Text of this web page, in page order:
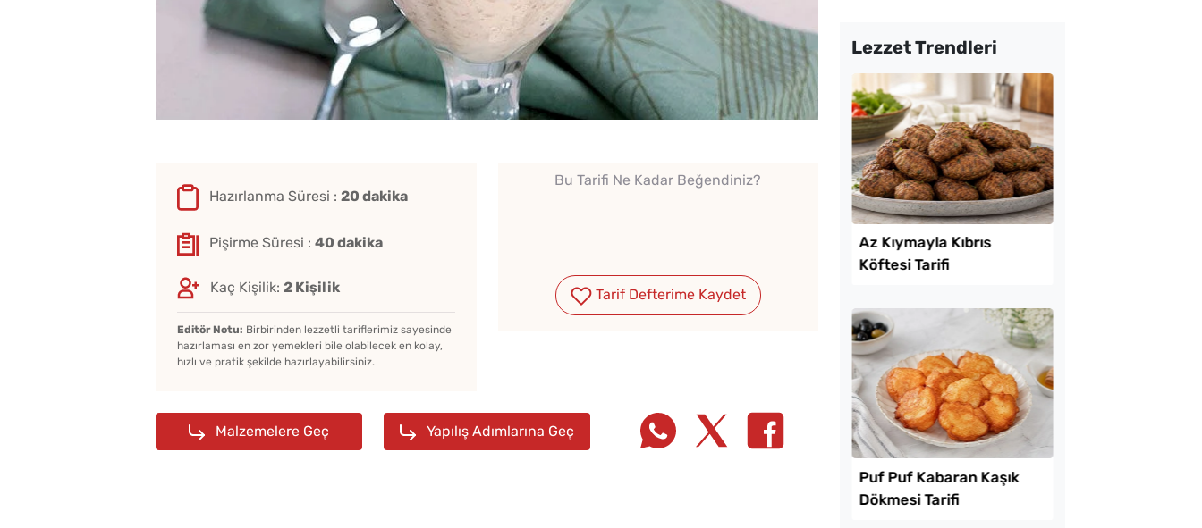
Hazırlanma Süresi : 20 dakika
Pişirme Süresi : 40 dakika
Kaç Kişilik: 2 Kişilik
Editör Notu: Birbirinden lezzetli tariflerimiz sayesinde
hazırlaması en zor yemekleri bile olabilecek en kolay,
hızlı ve pratik şekilde hazırlayabilirsiniz.
Bu Tarifi Ne Kadar Beğendiniz?
Tarif Defterime Kaydet
Malzemelere Geç Yapılış Adımlarına Geç
Çiğ Domates Kavanozda
İçinde Taze Hale Getiren
Yöntem
Yağ Çekmeyen Çıtır
Patlıcan Kızartması Tarifi